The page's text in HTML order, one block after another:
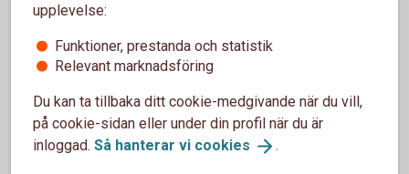
kommer pengarna att sättas in direkt på ditt konto under
vardagar före kl. 18:00.
Kan jag höja mitt befintliga lån?
upplevelse:
Funktioner, prestanda och statistik
Relevant marknadsföring
Du kan ta tillbaka ditt cookie-medgivande när du vill,
på cookie-sidan eller under din profil när du är
inloggad. Så hanterar vi cookies .